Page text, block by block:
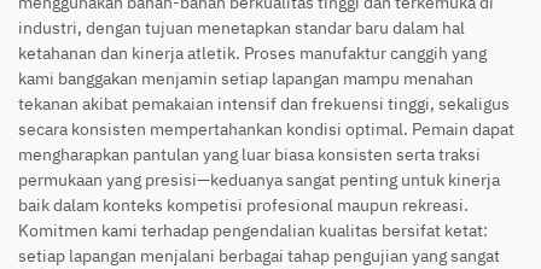
industri, dengan tujuan menetapkan standar baru dalam hal
ketahanan dan kinerja atletik. Proses manufaktur canggih yang
kami banggakan menjamin setiap lapangan mampu menahan
tekanan akibat pemakaian intensif dan frekuensi tinggi, sekaligus
secara konsisten mempertahankan kondisi optimal. Pemain dapat
mengharapkan pantulan yang luar biasa konsisten serta traksi
permukaan yang presisi—keduanya sangat penting untuk kinerja
baik dalam konteks kompetisi profesional maupun rekreasi.
Komitmen kami terhadap pengendalian kualitas bersifat ketat:
setiap lapangan menjalani berbagai tahap pengujian yang sangat